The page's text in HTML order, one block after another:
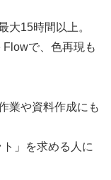
大15時間以上。
で、色再現も
業や資料作成にも
」を求める人に